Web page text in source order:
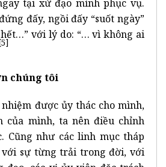
tại xứ đạo mình phục vụ.
đấy, ngồi đấy “suốt ngày”
với lý do: “… vì không ai
chúng tôi
được ủy thác cho mình,
của mình, ta nên điều chỉnh
Cũng như các linh mục tháp
với sự từng trải trong đời, với